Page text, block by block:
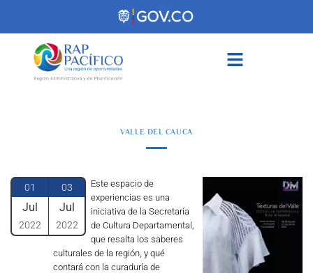
VALLE DEL CAUCA
01
Jul
2022
03
Jul
2022
Este espacio de
experiencias es una
iniciativa de la Secretaría
de Cultura Departamental,
que resalta los saberes
culturales de la región, y qué
contará con la curaduría de